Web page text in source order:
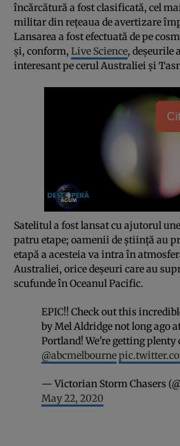
încărcătură a fost clasificată, cel
militar din rețeaua de avertizare
Lansarea a fost efectuată de pe
și, conform, Live Science, deșeurile
interesant pe cerul Australiei și
Satelitul a fost lansat cu ajutorul
patru etape; oamenii de știință au
etapă a acesteia va intra în
Australiei, orice deșeuri care au
scufunde în Oceanul Pacific.
EPIC!! Check out this
by Mel Aldridge not long ago
Portland! We're getting plenty
@abcmelbourne
— Victorian Storm Chasers
May 22, 2020